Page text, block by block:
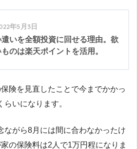
年5月3日
遣いを全額投資に回せる理由。欲
ものは楽天ポイントを活用。
険を見直したことで今までかかっ
いになります。
ながら8月には間に合わなかったけ
の保険料は2人で1万円程になりま